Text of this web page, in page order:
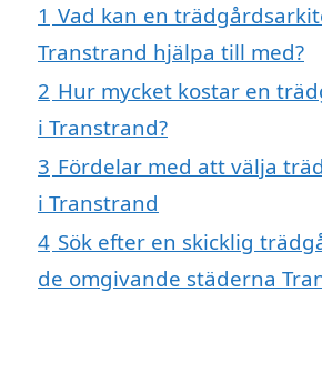
1 Vad kan en
Transtrand hjälpa till med?
2 Hur mycket kostar en
i Transtrand?
3 Fördelar med att välja
i Transtrand
4 Sök efter en skicklig
de omgivande städerna